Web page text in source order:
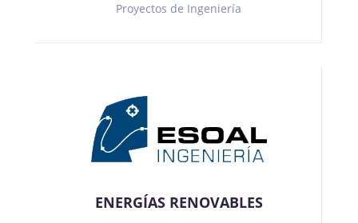
Proyectos de Ingeniería
ENERGÍAS RENOVABLES